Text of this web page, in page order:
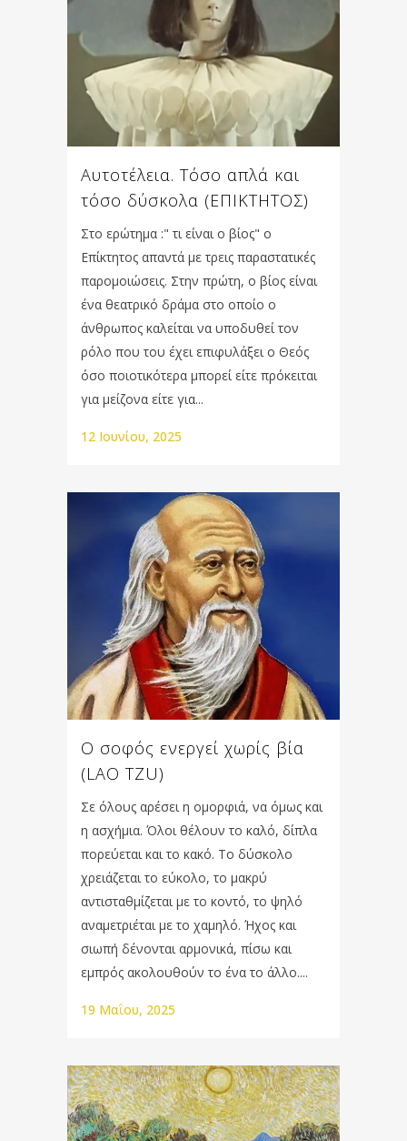
Αυτοτέλεια. Τόσο απλά και
τόσο δύσκολα (ΕΠΙΚΤΗΤΟΣ)
Στο ερώτημα :" τι είναι ο βίος" ο
Επίκτητος απαντά με τρεις παραστατικές
παρομοιώσεις. Στην πρώτη, ο βίος είναι
ένα θεατρικό δράμα στο οποίο ο
άνθρωπος καλείται να υποδυθεί τον
ρόλο που του έχει επιφυλάξει ο Θεός
όσο ποιοτικότερα μπορεί είτε πρόκειται
για μείζονα είτε για...
12 Ιουνίου, 2025
Ο σοφός ενεργεί χωρίς βία
(LAO TZU)
Σε όλους αρέσει η οµορφιά, να όµως και
η ασχήµια. Όλοι θέλουν το καλό, δίπλα
πορεύεται και το κακό. Το δύσκολο
χρειάζεται το εύκολο, το µακρύ
αντισταθµίζεται µε το κοντό, το ψηλό
αναµετριέται µε το χαµηλό. Ήχος και
σιωπή δένονται αρµονικά, πίσω και
εµπρός ακολουθούν το ένα το άλλο....
19 Μαΐου, 2025